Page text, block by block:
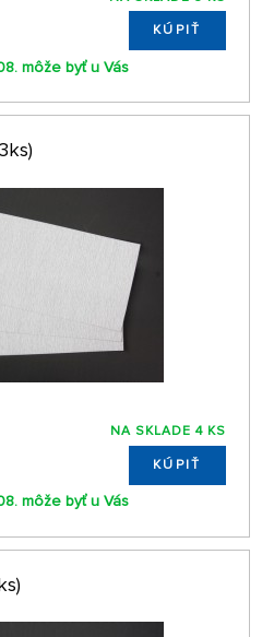
KÚPIŤ
môže byť u Vás
NA SKLADE 4 KS
KÚPIŤ
môže byť u Vás